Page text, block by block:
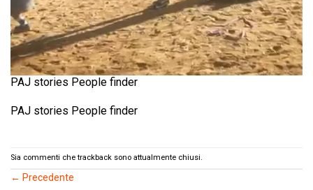
PAJ stories People finder
PAJ stories People finder
Sia commenti che trackback sono attualmente chiusi.
← Precedente